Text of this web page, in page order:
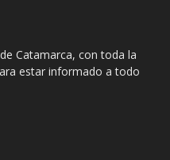
Catamarca, con toda la
estar informado a todo